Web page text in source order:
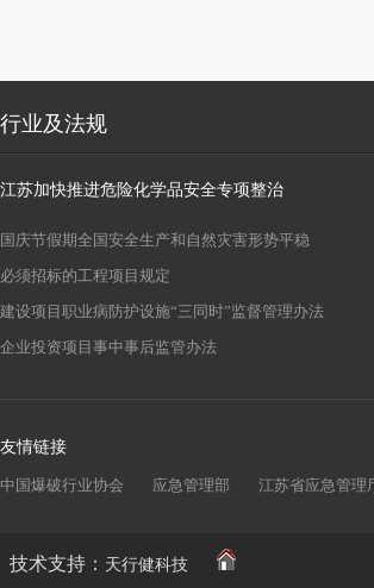
行业及法规
江苏加快推进危险化学品安全专项整治
国庆节假期全国安全生产和自然灾害形势平稳
必须招标的工程项目规定
建设项目职业病防护设施“三同时”监督管理办法
企业投资项目事中事后监管办法
友情链接
中国爆破行业协会 应急管理部 江苏省应急管理
技术支持： 天行健科技